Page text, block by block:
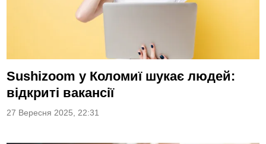
Sushizoom у Коломиї шукає людей:
відкриті вакансії
27 Вересня 2025, 22:31